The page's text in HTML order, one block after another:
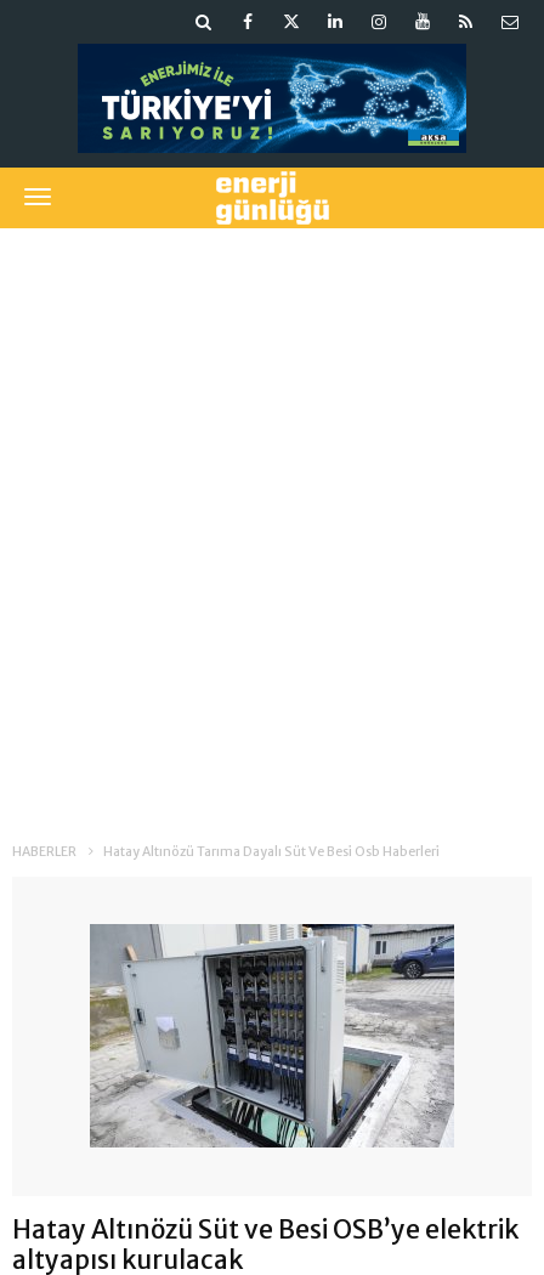
HABERLER Hatay Altınözü Tarıma Dayalı Süt Ve Besi Osb Haberleri
Hatay Altınözü Süt ve Besi OSB’ye elektrik
altyapısı kurulacak